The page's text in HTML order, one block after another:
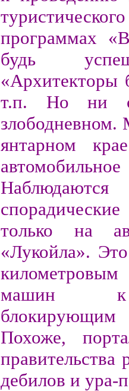
программах
будь
«Архитекторы
т.п. Но ни
янтарном
Наблюдаются
только на
«Лукойла».
машин
Похоже,
правительства
дебилов и ура-